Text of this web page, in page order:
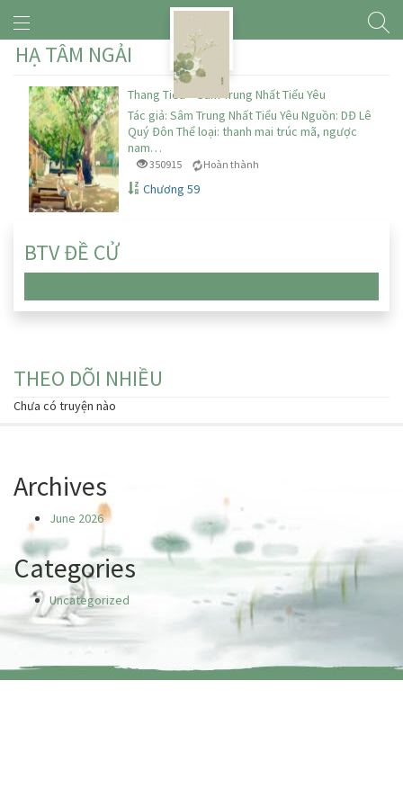
HẠ TÂM NGẢI
Thang Tiêu – Sâm Trung Nhất Tiểu Yêu
Tác giả: Sâm Trung Nhất Tiểu Yêu Nguồn: DĐ Lê
Quý Đôn Thể loại: thanh mai trúc mã, ngược
nam…
350915 Hoàn thành
Chương 59
BTV ĐỀ CỬ
THEO DÕI NHIỀU
Chưa có truyện nào
Archives
June 2026
Categories
Uncategorized